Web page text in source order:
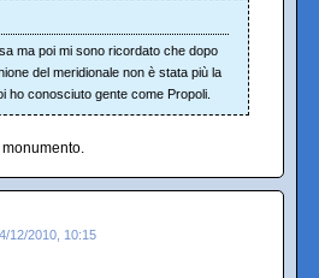
ma poi mi sono ricordato che dopo
del meridionale non è stata più la
ho conosciuto gente come Propoli.
12/2010, 10:15